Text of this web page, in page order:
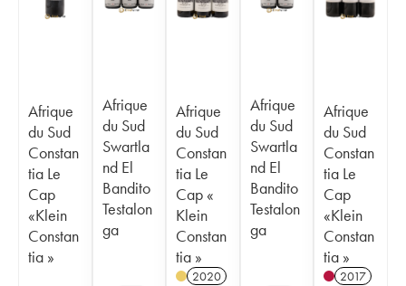
Afrique
du Sud
Constan
tia Le
Cap
«Klein
Constan
tia »
Afrique
du Sud
Swartla
nd El
Bandito
Testalon
ga
Afrique
du Sud
Constan
tia Le
Cap «
Klein
Constan
tia »
2020
Afrique
du Sud
Swartla
nd El
Bandito
Testalon
ga
Afrique
du Sud
Constan
tia Le
Cap
«Klein
Constan
tia »
2017